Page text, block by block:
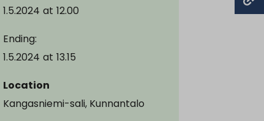
1.5.2024 at 12.00
Ending:
1.5.2024 at 13.15
Location
Kangasniemi-sali, Kunnantalo